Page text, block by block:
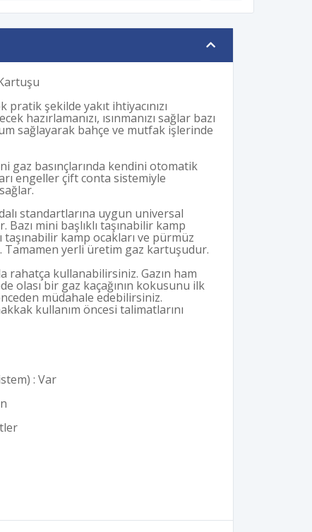
pratik şekilde yakıt ihtiyacınızı
hazırlamanızı, ısınmanızı sağlar bazı
sağlayarak bahçe ve mutfak işlerinde
gaz basınçlarında kendini otomatik
engeller çift conta sistemiyle
standartlarına uygun universal
Bazı mini başlıklı taşınabilir kamp
kamp ocakları ve pürmüz
Tamamen yerli üretim gaz kartuşudur.
rahatça kullanabilirsiniz. Gazın ham
olası bir gaz kaçağının kokusunu ilk
müdahale edebilirsiniz.
kullanım öncesi talimatlarını
: Var